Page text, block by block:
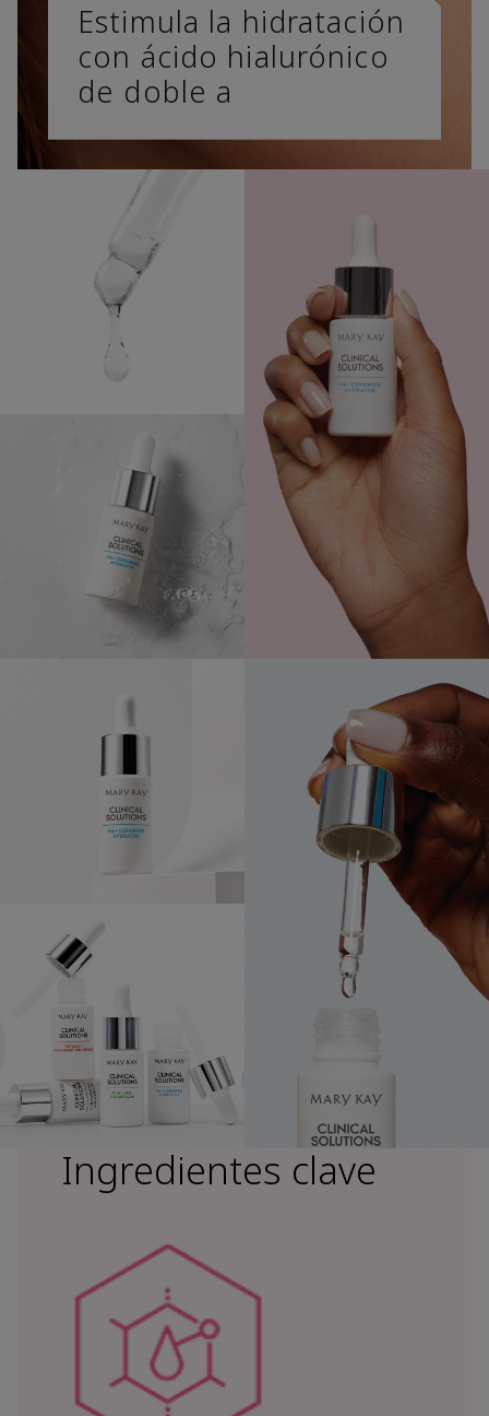
Estimula la hidratación
con ácido hialurónico
de doble a
Ingredientes clave